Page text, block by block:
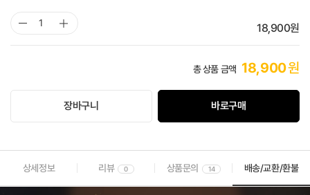
18,900원
총 상품 금액 18,900원
장바구니 바로구매
상세정보 리뷰 0 상품문의 14 배송/교환/환불